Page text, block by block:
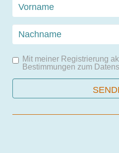
Mit meiner Registrierung
Bestimmungen zum